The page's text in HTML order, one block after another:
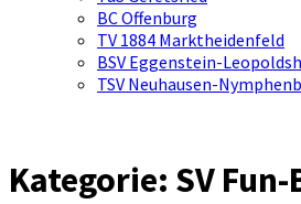
BC Offenburg
TV 1884 Marktheidenfeld
BSV Eggenstein-
TSV Neuhausen-
Kategorie: SV